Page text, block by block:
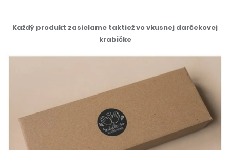
Každý produkt zasielame taktiež vo vkusnej darčekovej
krabičke